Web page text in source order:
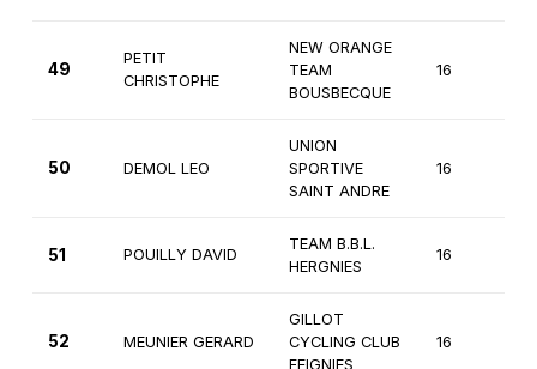
49
PETIT
CHRISTOPHE
NEW ORANGE
TEAM
BOUSBECQUE
16
50 DEMOL LEO
UNION
SPORTIVE
SAINT ANDRE
16
51 POUILLY DAVID
TEAM B.B.L.
HERGNIES
16
52 MEUNIER GERARD
GILLOT
CYCLING CLUB
FEIGNIES
16